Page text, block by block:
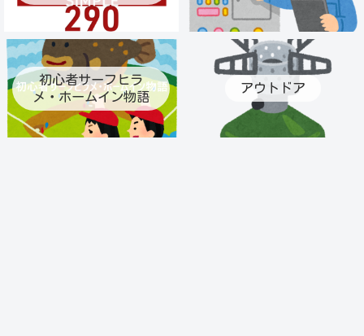
額290円！ライトユー
ザー待望の最適プラ
ン登場！プラン変更
も可能に！eSIM提供
開始！通話定額オプ
ション月70分通話390
円！
初心者サーフヒラ
メ・ホームイン物語
アウトドア